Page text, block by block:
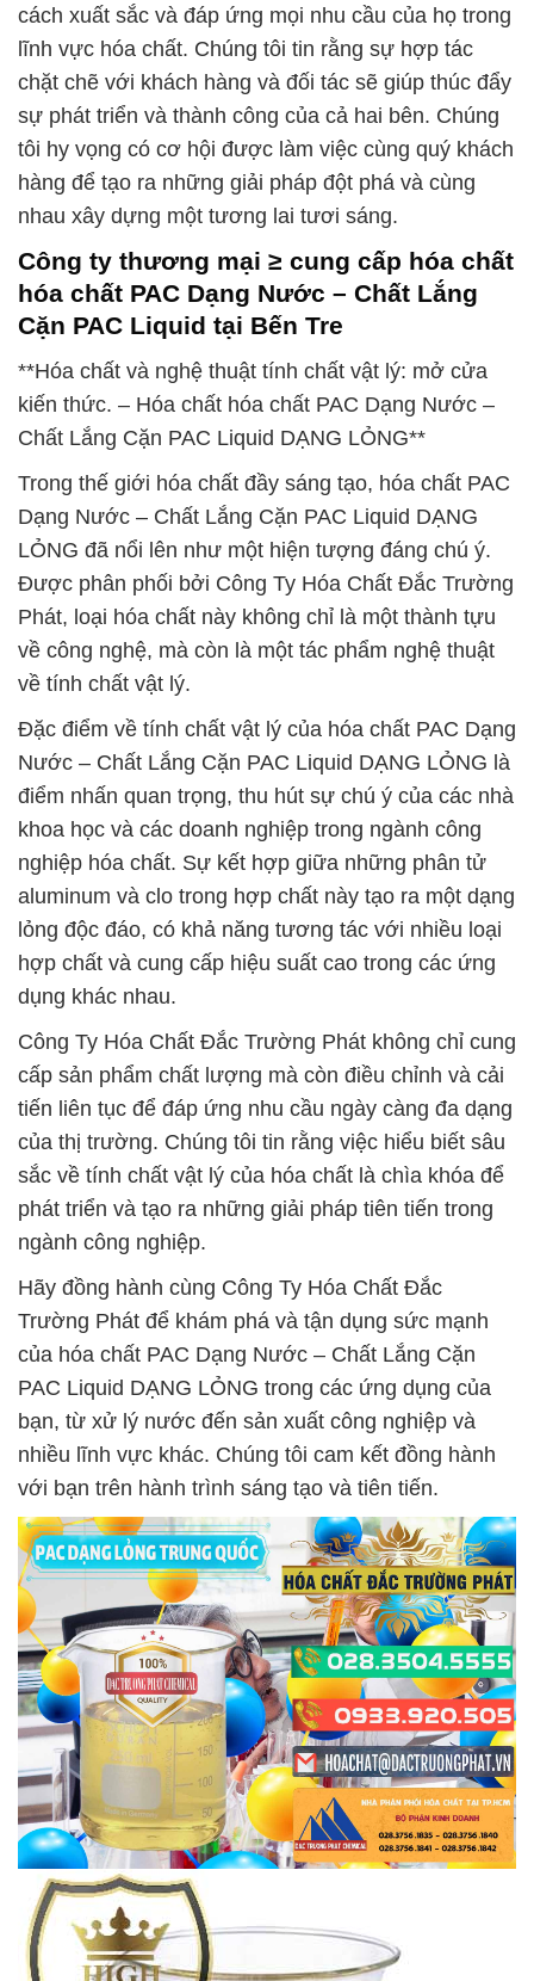
cách xuất sắc và đáp ứng mọi nhu cầu của họ trong
lĩnh vực hóa chất. Chúng tôi tin rằng sự hợp tác
chặt chẽ với khách hàng và đối tác sẽ giúp thúc đẩy
sự phát triển và thành công của cả hai bên. Chúng
tôi hy vọng có cơ hội được làm việc cùng quý khách
hàng để tạo ra những giải pháp đột phá và cùng
nhau xây dựng một tương lai tươi sáng.
Công ty thương mại ≥ cung cấp hóa chất
hóa chất PAC Dạng Nước – Chất Lắng
Cặn PAC Liquid tại Bến Tre
**Hóa chất và nghệ thuật tính chất vật lý: mở cửa
kiến thức. – Hóa chất hóa chất PAC Dạng Nước –
Chất Lắng Cặn PAC Liquid DẠNG LỎNG**
Trong thế giới hóa chất đầy sáng tạo, hóa chất PAC
Dạng Nước – Chất Lắng Cặn PAC Liquid DẠNG
LỎNG đã nổi lên như một hiện tượng đáng chú ý.
Được phân phối bởi Công Ty Hóa Chất Đắc Trường
Phát, loại hóa chất này không chỉ là một thành tựu
về công nghệ, mà còn là một tác phẩm nghệ thuật
về tính chất vật lý.
Đặc điểm về tính chất vật lý của hóa chất PAC Dạng
Nước – Chất Lắng Cặn PAC Liquid DẠNG LỎNG là
điểm nhấn quan trọng, thu hút sự chú ý của các nhà
khoa học và các doanh nghiệp trong ngành công
nghiệp hóa chất. Sự kết hợp giữa những phân tử
aluminum và clo trong hợp chất này tạo ra một dạng
lỏng độc đáo, có khả năng tương tác với nhiều loại
hợp chất và cung cấp hiệu suất cao trong các ứng
dụng khác nhau.
Công Ty Hóa Chất Đắc Trường Phát không chỉ cung
cấp sản phẩm chất lượng mà còn điều chỉnh và cải
tiến liên tục để đáp ứng nhu cầu ngày càng đa dạng
của thị trường. Chúng tôi tin rằng việc hiểu biết sâu
sắc về tính chất vật lý của hóa chất là chìa khóa để
phát triển và tạo ra những giải pháp tiên tiến trong
ngành công nghiệp.
Hãy đồng hành cùng Công Ty Hóa Chất Đắc
Trường Phát để khám phá và tận dụng sức mạnh
của hóa chất PAC Dạng Nước – Chất Lắng Cặn
PAC Liquid DẠNG LỎNG trong các ứng dụng của
bạn, từ xử lý nước đến sản xuất công nghiệp và
nhiều lĩnh vực khác. Chúng tôi cam kết đồng hành
với bạn trên hành trình sáng tạo và tiên tiến.